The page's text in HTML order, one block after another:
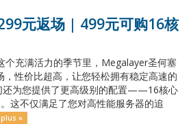
元返场 | 499元可购16核
个充满活力的季节里，Megalayer圣何塞
性价比超高，让您轻松拥有稳定高速的
还为您提供了更高级别的配置——16核心
这不仅满足了您对高性能服务器的追
»